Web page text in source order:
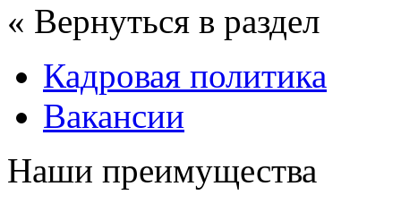
« Вернуться в раздел
Кадровая политика
Вакансии
Наши преимущества